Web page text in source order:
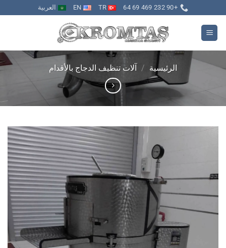
للمحتوى
+90 232 469 69 64
TR
EN العربية
الرئيسية / آلات تنظيف الدجاج بالأقدام